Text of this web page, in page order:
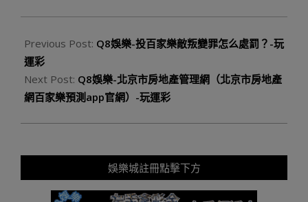
Previous Post: Q8娛樂-投百家樂敵叛變罪怎么處罰？-玩
運彩
Next Post: Q8娛樂-北京市房地產管理網（北京市房地產
網百家樂預測app官網）-玩運彩
娛樂城註冊點擊下方